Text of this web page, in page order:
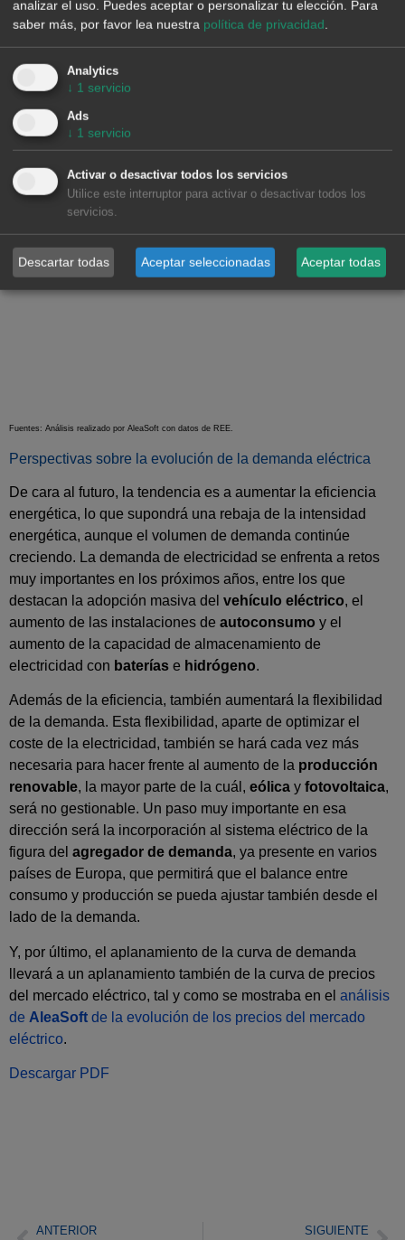
hora de vuelta a casa y de la cena. En cambio, en verano, el
máximo del pico de la mañana se atrasa entre las 12:00 y
la jornada laboral, y el pico de la tarde prácticamente
Fuentes: Análisis realizado por AleaSoft con datos de REE.
Perspectivas sobre la evolución de la demanda eléctrica
De cara al futuro, la tendencia es a aumentar la eficiencia
energética, lo que supondrá una rebaja de la intensidad
energética, aunque el volumen de demanda continúe
creciendo. La demanda de electricidad se enfrenta a retos
muy importantes en los próximos años, entre los que
destacan la adopción masiva del vehículo eléctrico, el
aumento de las instalaciones de autoconsumo y el
aumento de la capacidad de almacenamiento de
electricidad con baterías e hidrógeno.
Además de la eficiencia, también aumentará la flexibilidad
de la demanda. Esta flexibilidad, aparte de optimizar el
coste de la electricidad, también se hará cada vez más
necesaria para hacer frente al aumento de la producción
renovable, la mayor parte de la cuál, eólica y fotovoltaica,
será no gestionable. Un paso muy importante en esa
dirección será la incorporación al sistema eléctrico de la
figura del agregador de demanda, ya presente en varios
países de Europa, que permitirá que el balance entre
consumo y producción se pueda ajustar también desde el
lado de la demanda.
Y, por último, el aplanamiento de la curva de demanda
llevará a un aplanamiento también de la curva de precios
del mercado eléctrico, tal y como se mostraba en el análisis
de AleaSoft de la evolución de los precios del mercado
eléctrico.
Descargar PDF
ANTERIOR SIGUIENTE
analizar el uso. Puedes aceptar o personalizar tu elección. Para
saber más, por favor lea nuestra política de privacidad.
Analytics
↓ 1 servicio
Ads
↓ 1 servicio
Activar o desactivar todos los servicios
Utilice este interruptor para activar o desactivar todos los
servicios.
Descartar todas Aceptar seleccionadas Aceptar todas